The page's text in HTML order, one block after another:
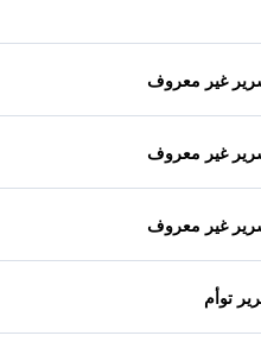
غير معروف
غير معروف
غير معروف